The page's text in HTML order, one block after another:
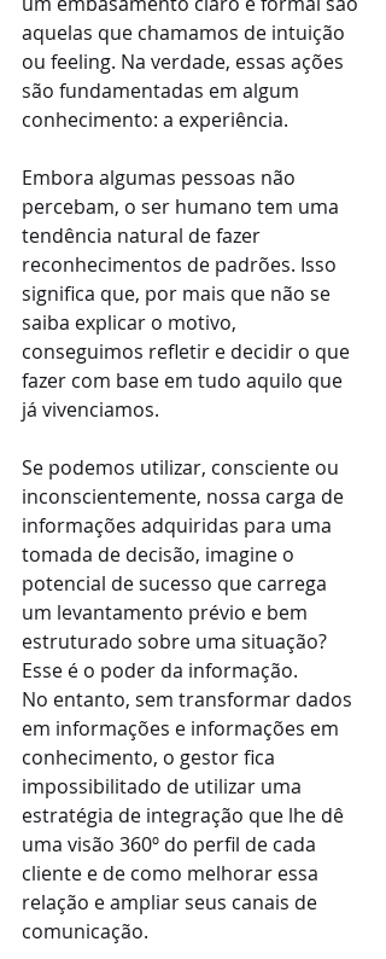
aquelas que chamamos de intuição
ou feeling. Na verdade, essas ações
são fundamentadas em algum
conhecimento: a experiência.
Embora algumas pessoas não
percebam, o ser humano tem uma
tendência natural de fazer
reconhecimentos de padrões. Isso
significa que, por mais que não se
saiba explicar o motivo,
conseguimos refletir e decidir o que
fazer com base em tudo aquilo que
já vivenciamos.
Se podemos utilizar, consciente ou
inconscientemente, nossa carga de
informações adquiridas para uma
tomada de decisão, imagine o
potencial de sucesso que carrega
um levantamento prévio e bem
estruturado sobre uma situação?
Esse é o poder da informação.
No entanto, sem transformar dados
em informações e informações em
conhecimento, o gestor fica
impossibilitado de utilizar uma
estratégia de integração que lhe dê
uma visão 360º do perfil de cada
cliente e de como melhorar essa
relação e ampliar seus canais de
comunicação.